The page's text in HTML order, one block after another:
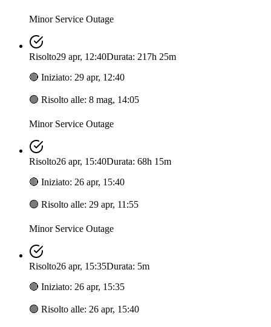
Minor Service Outage
Risolto29 apr, 12:40Durata: 217h 25m
🔴 Iniziato: 29 apr, 12:40
🟢 Risolto alle: 8 mag, 14:05
Minor Service Outage
Risolto26 apr, 15:40Durata: 68h 15m
🔴 Iniziato: 26 apr, 15:40
🟢 Risolto alle: 29 apr, 11:55
Minor Service Outage
Risolto26 apr, 15:35Durata: 5m
🔴 Iniziato: 26 apr, 15:35
🟢 Risolto alle: 26 apr, 15:40